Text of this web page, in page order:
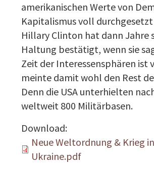
amerikanischen Werte von
Kapitalismus voll
Hillary Clinton hat dann Jahre
Haltung bestätigt, wenn sie
Zeit der Interessensphären ist
meinte damit wohl den Rest
Denn die USA unterhielten
weltweit 800 Militärbasen.
Download:
Neue Weltordnung & Krieg
Ukraine.pdf